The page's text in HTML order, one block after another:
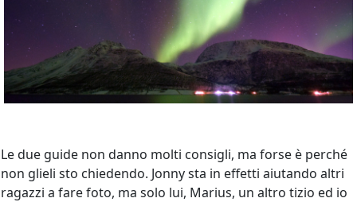
Le due guide non danno molti consigli, ma forse è perché
non glieli sto chiedendo. Jonny sta in effetti aiutando altri
ragazzi a fare foto, ma solo lui, Marius, un altro tizio ed io